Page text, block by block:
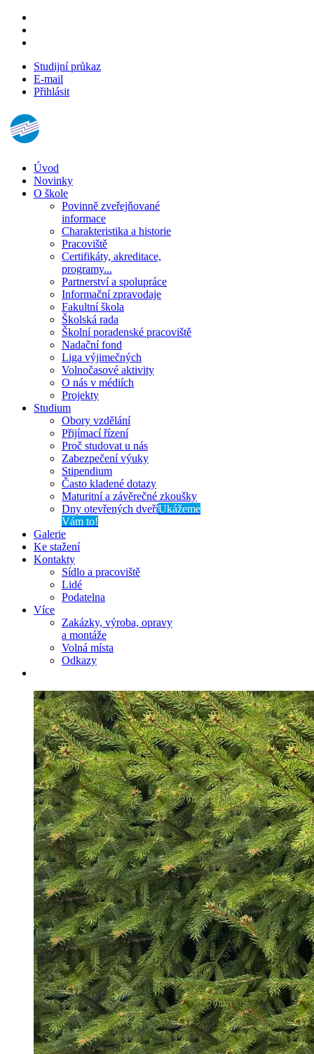
Studijní průkaz
E-mail
Přihlásit
Úvod
Novinky
O škole
Povinně zveřejňované
informace
Charakteristika a historie
Pracoviště
Certifikáty, akreditace,
programy...
Partnerství a spolupráce
Informační zpravodaje
Fakultní škola
Školská rada
Školní poradenské pracoviště
Nadační fond
Liga výjimečných
Volnočasové aktivity
O nás v médiích
Projekty
Studium
Obory vzdělání
Přijímací řízení
Proč studovat u nás
Zabezpečení výuky
Stipendium
Často kladené dotazy
Maturitní a závěrečné zkoušky
Dny otevřených dveříUkážeme
Vám to!
Galerie
Ke stažení
Kontakty
Sídlo a pracoviště
Lidé
Podatelna
Více
Zakázky, výroba, opravy
a montáže
Volná místa
Odkazy